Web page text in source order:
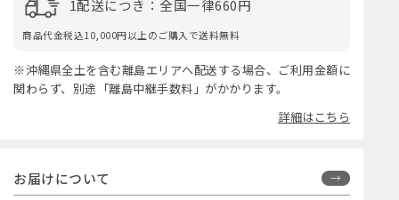
1配送につき：全国一律660円
商品代金税込10,000円以上のご購入で送料無料
※沖縄県全土を含む離島エリアへ配送する場合、ご利用金額に
関わらず、別途「離島中継手数料」がかかります。
詳細はこちら
お届けについて